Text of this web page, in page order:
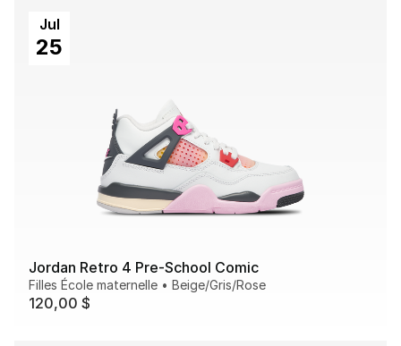
Jul
25
Jordan Retro 4 Pre-School Comic
Filles École maternelle • Beige/Gris/Rose
120,00 $